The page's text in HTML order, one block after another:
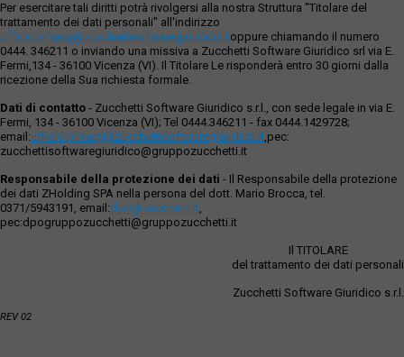
Per esercitare tali diritti potrà rivolgersi alla nostra Struttura "Titolare del
trattamento dei dati personali" all'indirizzo
ufficio.privacy@zucchettisofwaregiuridico.itoppure chiamando il numero
0444. 346211 o inviando una missiva a Zucchetti Software Giuridico srl via E.
Fermi,134 - 36100 Vicenza (VI). Il Titolare Le risponderà entro 30 giorni dalla
ricezione della Sua richiesta formale.
Dati di contatto - Zucchetti Software Giuridico s.r.l., con sede legale in via E.
Fermi, 134 - 36100 Vicenza (VI); Tel 0444.346211 - fax 0444.1429728;
email:ufficio.privacy@zucchettisoftwaregiuridico.it,pec:
zucchettisoftwaregiuridico@gruppozucchetti.it
Responsabile della protezione dei dati - Il Responsabile della protezione
dei dati ZHolding SPA nella persona del dott. Mario Brocca, tel.
0371/5943191, email:dpo@zucchetti.it,
pec:dpogruppozucchetti@gruppozucchetti.it
Il TITOLARE
del trattamento dei dati personali
Zucchetti Software Giuridico s.r.l.
REV 02